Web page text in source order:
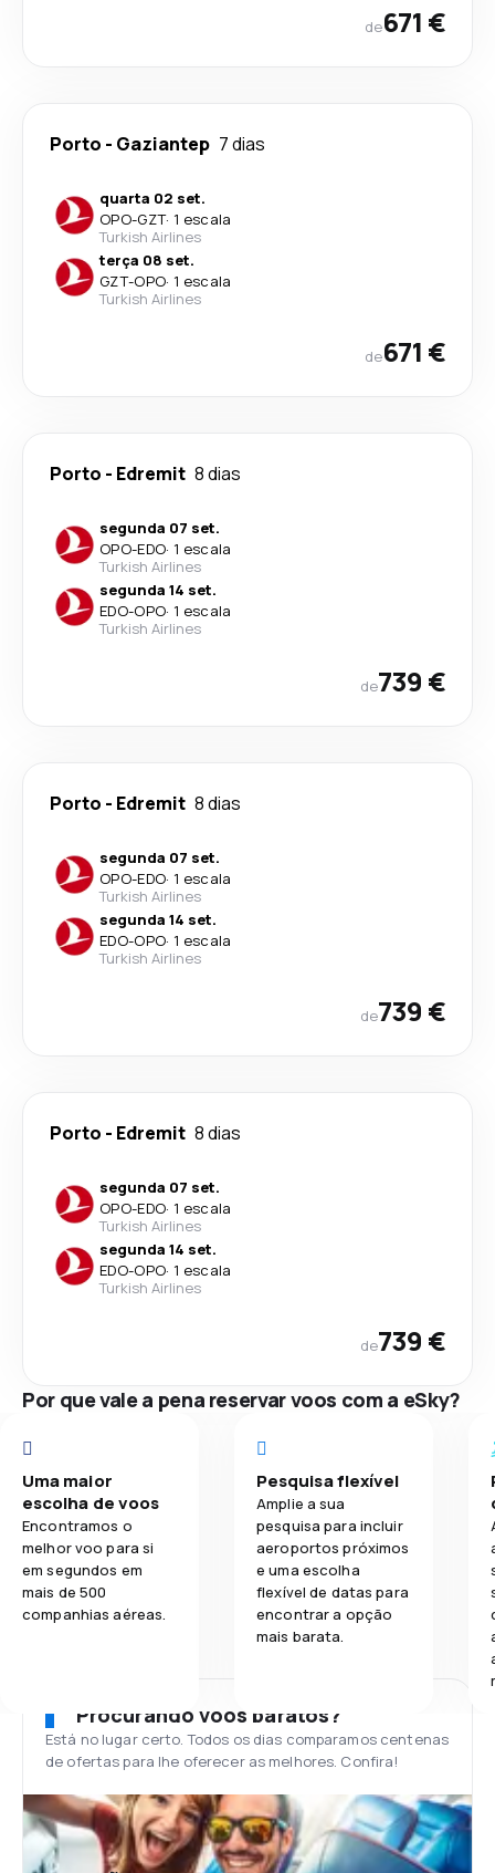
de671 €
Porto - Gaziantep 7 dias
quarta 02 set.
OPO-GZT· 1 escala
Turkish Airlines
terça 08 set.
GZT-OPO· 1 escala
Turkish Airlines
de671 €
Porto - Edremit 8 dias
segunda 07 set.
OPO-EDO· 1 escala
Turkish Airlines
segunda 14 set.
EDO-OPO· 1 escala
Turkish Airlines
de739 €
Porto - Edremit 8 dias
segunda 07 set.
OPO-EDO· 1 escala
Turkish Airlines
segunda 14 set.
EDO-OPO· 1 escala
Turkish Airlines
de739 €
Porto - Edremit 8 dias
segunda 07 set.
OPO-EDO· 1 escala
Turkish Airlines
segunda 14 set.
EDO-OPO· 1 escala
Turkish Airlines
de739 €
Por que vale a pena reservar voos com a eSky?
Uma maior
escolha de voos
Encontramos o
melhor voo para si
em segundos em
mais de 500
companhias aéreas.
Pesquisa flexível
Amplie a sua
pesquisa para incluir
aeroportos próximos
e uma escolha
flexível de datas para
encontrar a opção
mais barata.
Procurando voos baratos?
Está no lugar certo. Todos os dias comparamos centenas
de ofertas para lhe oferecer as melhores. Confira!